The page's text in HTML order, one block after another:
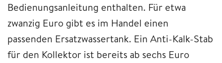
Bedienungsanleitung enthalten. Für etwa
zwanzig Euro gibt es im Handel einen
passenden Ersatzwassertank. Ein Anti-Kalk-Stab
für den Kollektor ist bereits ab sechs Euro